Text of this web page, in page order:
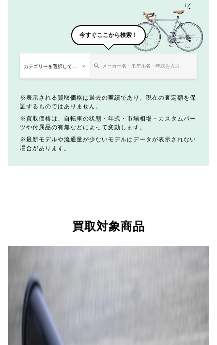
今すぐここから検索！
表示される買取価格は過去の実績であり、現在の査定額を保
証するものではありません。
買取価格は、自転車の状態・年式・市場相場・カスタムパー
ツや付属品の有無などによって変動します。
最新モデルや流通量が少ないモデルはデータが表示されない
場合があります。
買取対象商品